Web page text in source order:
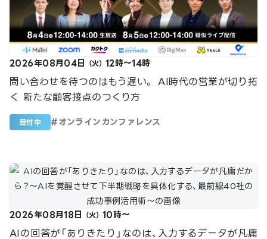
2026年08月04日 （火） 12時～14時
問い合わせを待つのはもう遅い。 AI時代の営業が切り拓
く 新たな顧客接点のつくり方
受付中 # オンラインカンファレンス
2026年08月18日 （火） 10時～
AIの回答が「ありきたり」なのは、入力するデータが凡庸